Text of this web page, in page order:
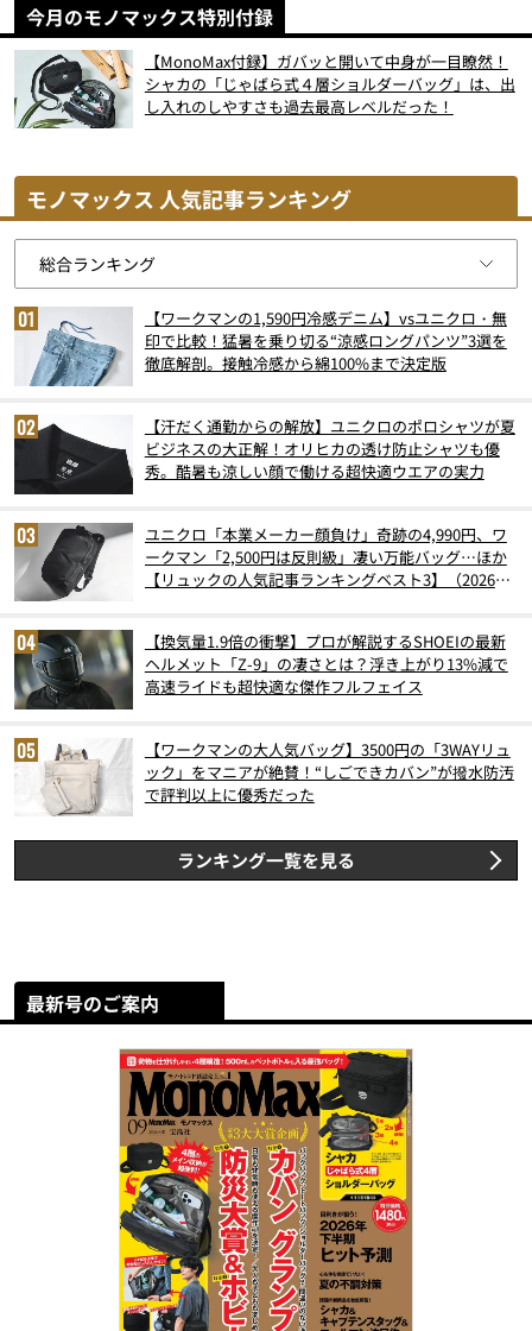
今月のモノマックス特別付録
【MonoMax付録】ガバッと開いて中身が一目瞭然！
シャカの「じゃばら式４層ショルダーバッグ」は、出
し入れのしやすさも過去最高レベルだった！
モノマックス 人気記事ランキング
【ワークマンの1,590円冷感デニム】vsユニクロ・無
印で比較！猛暑を乗り切る“涼感ロングパンツ”3選を
徹底解剖。接触冷感から綿100%まで決定版
【汗だく通勤からの解放】ユニクロのポロシャツが夏
ビジネスの大正解！オリヒカの透け防止シャツも優
秀。酷暑も涼しい顔で働ける超快適ウエアの実力
ユニクロ「本業メーカー顔負け」奇跡の4,990円、ワ
ークマン「2,500円は反則級」凄い万能バッグ…ほか
【リュックの人気記事ランキングベスト3】（2026年
【換気量1.9倍の衝撃】プロが解説するSHOEIの最新
ヘルメット「Z-9」の凄さとは？浮き上がり13%減で
高速ライドも超快適な傑作フルフェイス
【ワークマンの大人気バッグ】3500円の「3WAYリュ
ック」をマニアが絶賛！“しごできカバン”が撥水防汚
で評判以上に優秀だった
ランキング一覧を見る
最新号のご案内